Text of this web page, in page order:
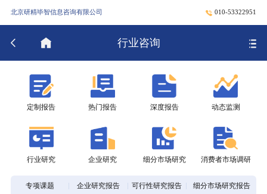
北京研精毕智信息咨询有限公司 010-53322951
行业咨询
定制报告 热门报告 深度报告 动态监测
行业研究 企业研究 细分市场研究 消费者市场调研
专项课题 企业研究报告 可行性研究报告 细分市场研究报告